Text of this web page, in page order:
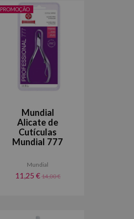
PROMOÇÃO
Mundial
Alicate de
Cutículas
Mundial 777
Mundial
11,25 € 14,00 €